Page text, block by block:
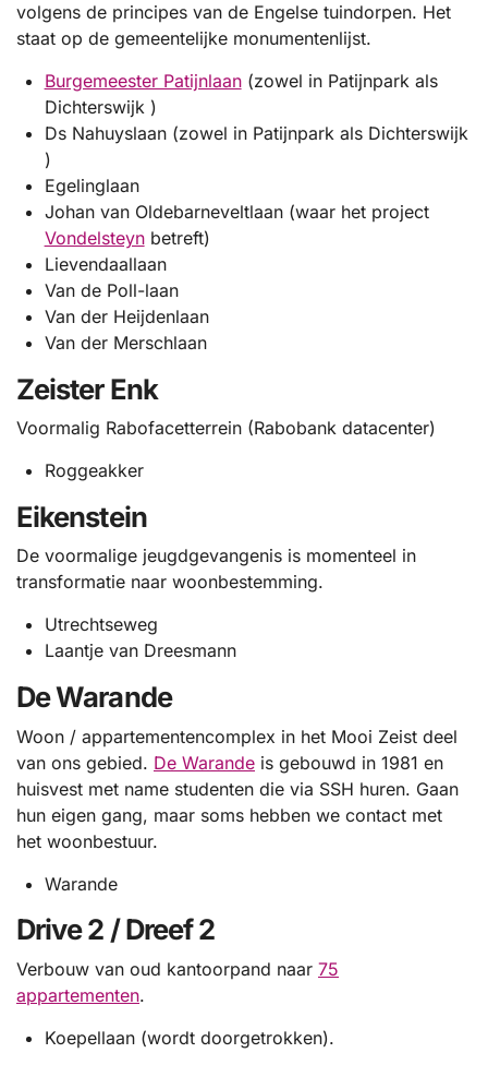
volgens de principes van de Engelse tuindorpen. Het
staat op de gemeentelijke monumentenlijst.
Burgemeester Patijnlaan(zowel in Patijnpark als
Dichterswijk )
Ds Nahuyslaan (zowel in Patijnpark als Dichterswijk
)
Egelinglaan
Johan van Oldebarneveltlaan (waar het project
Vondelsteynbetreft)
Lievendaallaan
Van de Poll-laan
Van der Heijdenlaan
Van der Merschlaan
Zeister Enk
Voormalig Rabofacetterrein (Rabobank datacenter)
Roggeakker
Eikenstein
De voormalige jeugdgevangenis is momenteel in
transformatie naar woonbestemming.
Utrechtseweg
Laantje van Dreesmann
De Warande
Woon / appartementencomplex in het Mooi Zeist deel
van ons gebied. De Warande is gebouwd in 1981 en
huisvest met name studenten die via SSH huren. Gaan
hun eigen gang, maar soms hebben we contact met
het woonbestuur.
Warande
Drive 2 / Dreef 2
Verbouw van oud kantoorpand naar 75
appartementen.
Koepellaan (wordt doorgetrokken).